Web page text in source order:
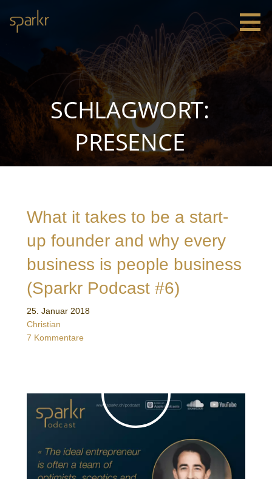
Inhalt
springen
Leadership
SCHLAGWORT:
PRESENCE
What it takes to be a start-
up founder and why every
business is people business
(Sparkr Podcast #6)
25. Januar 2018
Christian
7 Kommentare